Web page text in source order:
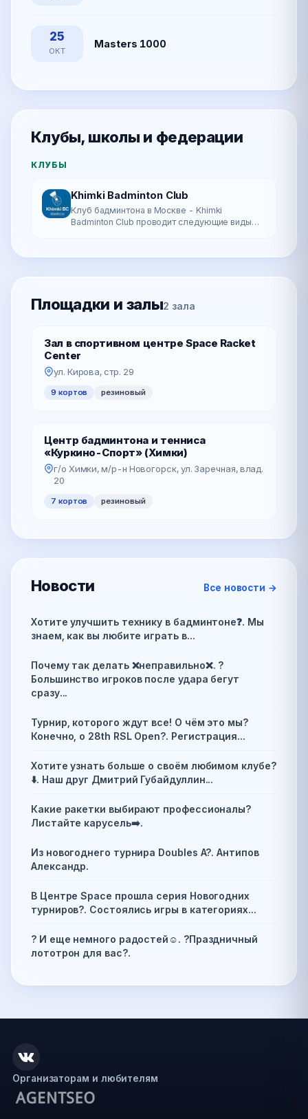
25
ОКТ
Masters 1000
Клубы, школы и федерации
КЛУБЫ
Khimki Badminton Club
Клуб бадминтона в Москве - Khimki
Badminton Club проводит следующие виды
бадминтон…
Площадки и залы2 зала
Зал в спортивном центре Space Racket
Center
ул. Кирова, стр. 29
9 кортов резиновый
Центр бадминтона и тенниса
«Куркино-Спорт» (Химки)
г/о Химки, м/р-н Новогорск, ул. Заречная, влад.
20
7 кортов резиновый
Новости Все новости →
Хотите улучшить технику в бадминтоне❓️. Мы
знаем, как вы любите играть в...
Почему так делать ❌️неправильно❌️. ?
Большинство игроков после удара бегут
сразу...
Турнир, которого ждут все! О чём это мы?
Конечно, о 28th RSL Open?. Регистрация...
Хотите узнать больше о своём любимом клубе?
⬇️. Наш друг Дмитрий Губайдуллин...
Какие ракетки выбирают профессионалы?
Листайте карусель➡️.
Из новогоднего турнира Doubles A?. Антипов
Александр.
В Центре Space прошла серия Новогодних
турниров?. Состоялись игры в категориях...
? И еще немного радостей☺️. ?Праздничный
лототрон для вас?.
Организаторам и любителям